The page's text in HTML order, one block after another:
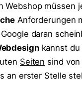
Webshop müssen
Anforderungen
daran
kannst du
Seiten sind
an erster Stelle